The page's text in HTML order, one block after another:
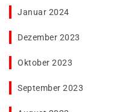
Januar 2024
Dezember 2023
Oktober 2023
September 2023